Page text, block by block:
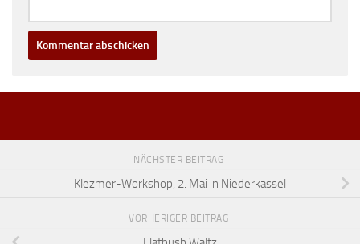
NÄCHSTER BEITRAG
Klezmer-Workshop, 2. Mai in Niederkassel
VORHERIGER BEITRAG